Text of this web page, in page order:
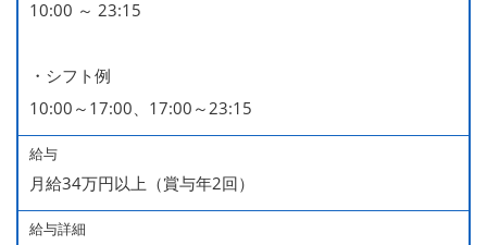
■慶弔休暇
率100％ ＊2023～2025年実績）
10:00 ～ 23:15
・シフト例
10:00～17:00、17:00～23:15
給与
月給34万円以上（賞与年2回）
給与詳細